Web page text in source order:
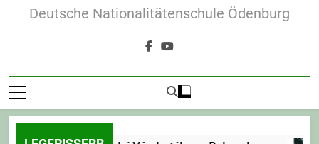
Deutsche Nationalitätenschule Ödenburg